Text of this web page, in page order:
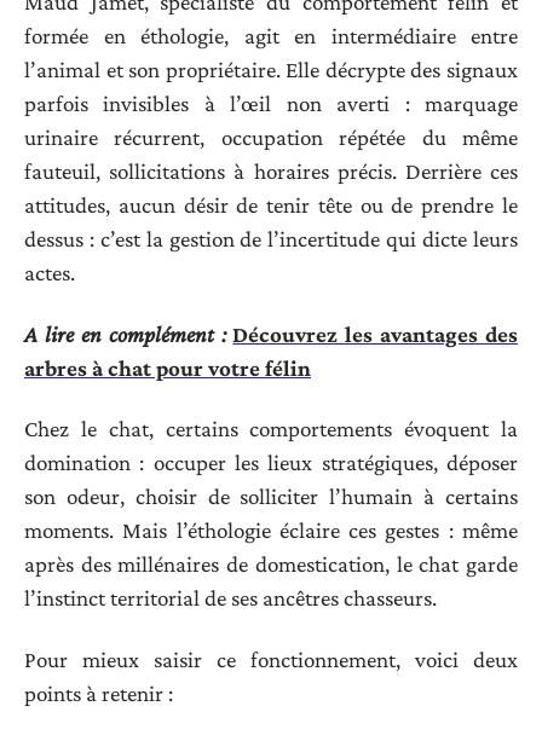
formée en éthologie, agit en intermédiaire entre
l’animal et son propriétaire. Elle décrypte des signaux
parfois invisibles à l’œil non averti : marquage
urinaire récurrent, occupation répétée du même
fauteuil, sollicitations à horaires précis. Derrière ces
attitudes, aucun désir de tenir tête ou de prendre le
dessus : c’est la gestion de l’incertitude qui dicte leurs
actes.
A lire en complément : Découvrez les avantages des
arbres à chat pour votre félin
Chez le chat, certains comportements évoquent la
domination : occuper les lieux stratégiques, déposer
son odeur, choisir de solliciter l’humain à certains
moments. Mais l’éthologie éclaire ces gestes : même
après des millénaires de domestication, le chat garde
l’instinct territorial de ses ancêtres chasseurs.
Pour mieux saisir ce fonctionnement, voici deux
points à retenir :